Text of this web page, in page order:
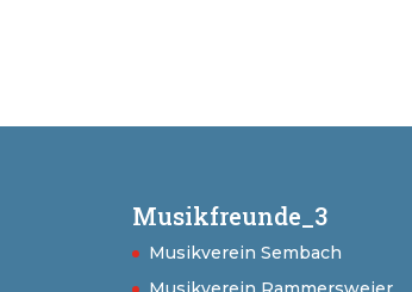
Musikfreunde_3
Musikverein Sembach